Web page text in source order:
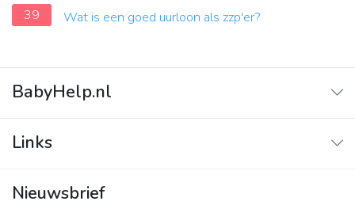
39
Wat is een goed uurloon als zzp'er?
BabyHelp.nl
Vraag & Antwoord
Links
Contact
Nieuwsbrief